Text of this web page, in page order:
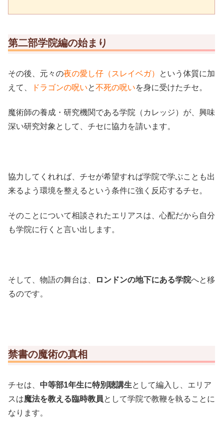
第二部学院編の始まり
その後、元々の夜の愛し仔（スレイベガ）
という体質に加
えて、
ドラゴンの呪いと不死の呪いを身に受けたチセ。
魔術師の養成・研究機関である学院（カレッジ）が、興味
深い研究対象として、チセに協力を請います。
協力してくれれば、チセが希望すれば学院で学ぶことも出
来るよう環境を整えるという条件に強く反応するチセ。
そのことについて相談されたエリアスは、心配だから自分
も学院に行くと言い出します。
そして、物語の舞台は、 ロンドンの地下にある学院へと移
るのです。
禁書の魔術の真相
チセは、 中等部1年生に特別聴講生として編入し、エリア
スは魔法を教える臨時教員として学院で教鞭を執ることに
なります。